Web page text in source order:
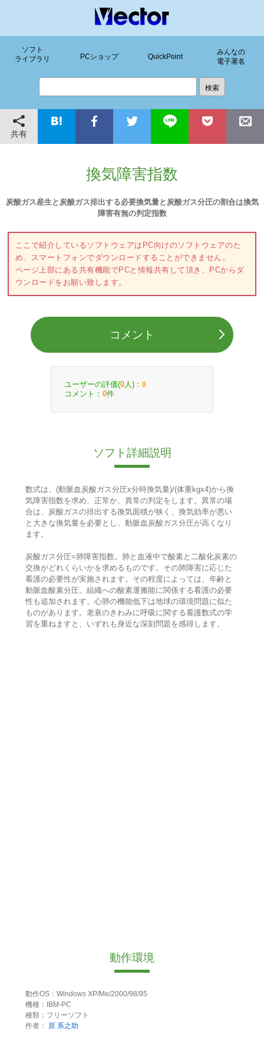
ソフト
ライブラリ
PCショップ QuickPoint
みんなの
電子署名
共有
換気障害指数
炭酸ガス産生と炭酸ガス排出する必要換気量と炭酸ガス分圧の割合は換気
障害有無の判定指数
ここで紹介しているソフトウェアはPC向けのソフトウェアのた
め、スマートフォンでダウンロードすることができません。
ページ上部にある共有機能でPCと情報共有して頂き、PCからダ
ウンロードをお願い致します。
コメント
ユーザーの評価(0 人)： 0
コメント： 0件
ソフト詳細説明
数式は、(動脈血炭酸ガス分圧x分時換気量)/(体重kgx4)から換
気障害指数を求め、正常か、異常の判定をします。異常の場
合は、炭酸ガスの排出する換気面積が狭く、換気効率が悪い
と大きな換気量を必要とし、動脈血炭酸ガス分圧が高くなり
ます。
炭酸ガス分圧=肺障害指数。肺と血液中で酸素と二酸化炭素の
交換がどれくらいかを求めるものです。その肺障害に応じた
看護の必要性が実施されます。その程度によっては、年齢と
動脈血酸素分圧、組織への酸素運搬能に関係する看護の必要
性も追加されます。心肺の機能低下は地球の環境問題に似た
ものがあります。老衰のきわみに呼吸に関する看護数式の学
習を重ねますと、いずれも身近な深刻問題を感得します。
動作環境
動作OS：Windows XP/Me/2000/98/95
機種：IBM-PC
種類：フリーソフト
作者：
原 系之助